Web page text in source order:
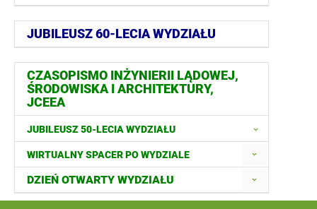
JUBILEUSZ 60-LECIA WYDZIAŁU
CZASOPISMO INŻYNIERII LĄDOWEJ,
ŚRODOWISKA I ARCHITEKTURY,
JCEEA
JUBILEUSZ 50-LECIA WYDZIAŁU
WIRTUALNY SPACER PO WYDZIALE
DZIEŃ OTWARTY WYDZIAŁU